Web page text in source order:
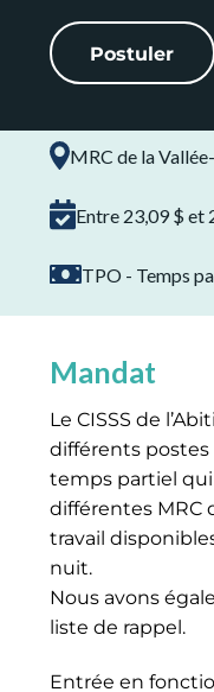
Postuler
MRC de la
Entre 23,09 $ et
TPO - Temps
Mandat
Le CISSS de
différents
temps partiel
différentes MRC
travail
nuit.
Nous avons
liste de rappel.
Entrée en